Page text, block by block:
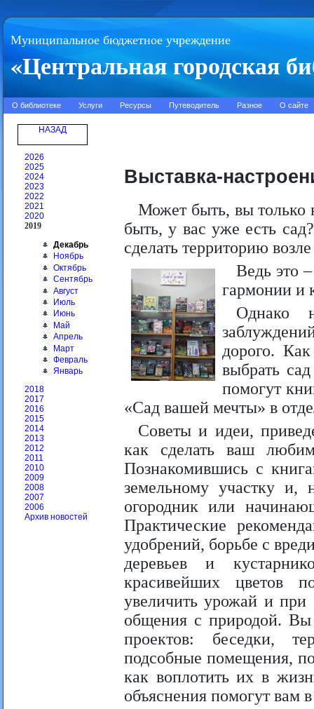
Муниципальное бюджетное учреждение
«Центральная городская
О библиотеке Услуги Ресурсы Путеводитель Разное О сайте
НАЗАД
2026
2025
2024
2023
2022
2021
2020
2019
Декабрь
Ноябрь
Октябрь
Сентябрь
Август
Июль
Июнь
Май
Апрель
Март
Февраль
Январь
2018
2017
2016
2015
2014
2013
2012
2011
2010
2009
2008
2007
2006
Архив новостей
Выставка-
Может быть, вы только
быть, у вас уже есть
сделать территорию
Ведь это
гармонии и
Однако
дорого.
выбрать
помогут
«Сад вашей мечты» в
Советы и идеи,
как сделать ваш
Познакомившись с
земельному участку и,
огородник или
Практические
удобрений, борьбе с
деревьев и
красивейших цветов
увеличить урожай и при
общения с природой. Вы
проектов: беседки,
подсобные помещения,
как воплотить их в
объяснения помогут вам